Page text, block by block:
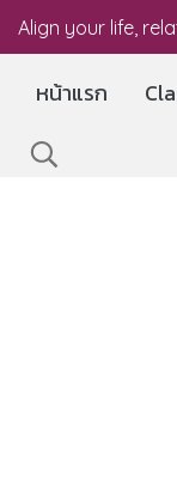
Align your life,
หน้าแรก